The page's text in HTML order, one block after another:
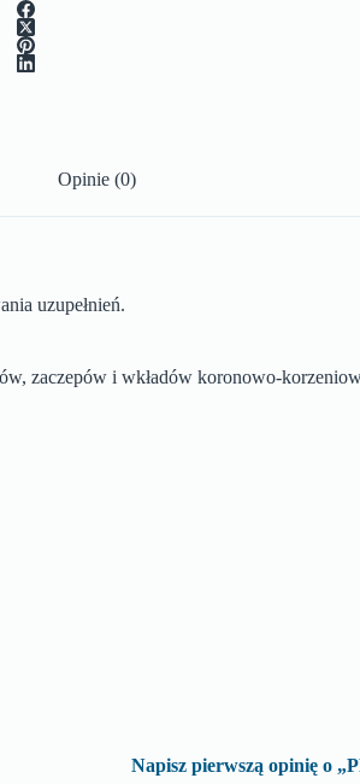
Opinie (0)
uzupełnień.
zaczepów i wkładów koronowo-
Napisz pierwszą opinię o